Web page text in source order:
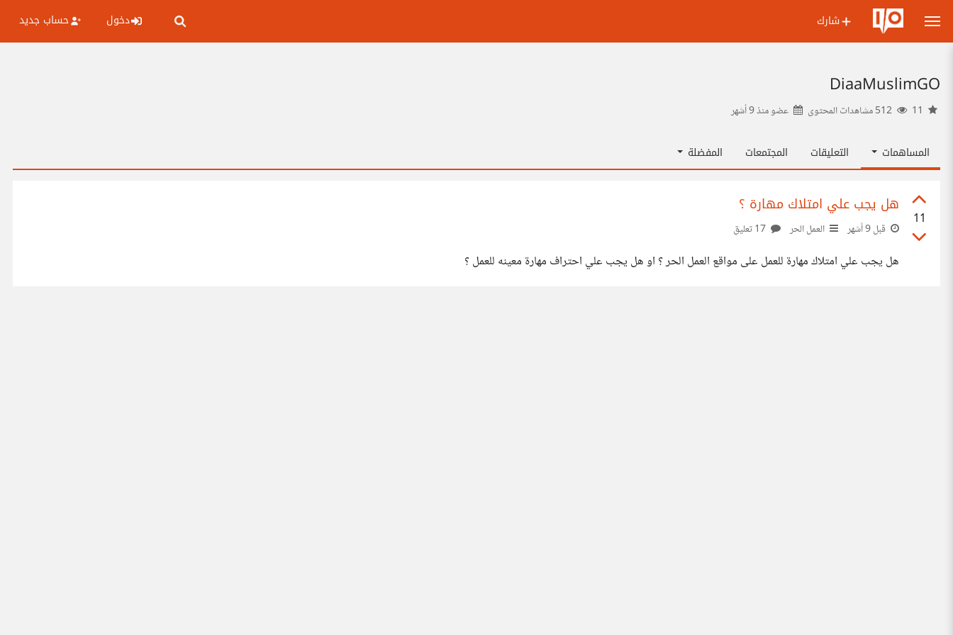
شارك دخول حساب جديد
DiaaMuslimGO
عضو منذ9 أشهر
المساهمات التعليقات المجتمعات المفضلة
11
هل يجب علي امتلاك مهارة ؟
قبل 9 أشهر العمل الحر
هل يجب علي امتلاك مهارة للعمل على مواقع العمل الحر ؟ او هل يجب علي احتراف مهارة معينه للعمل ؟